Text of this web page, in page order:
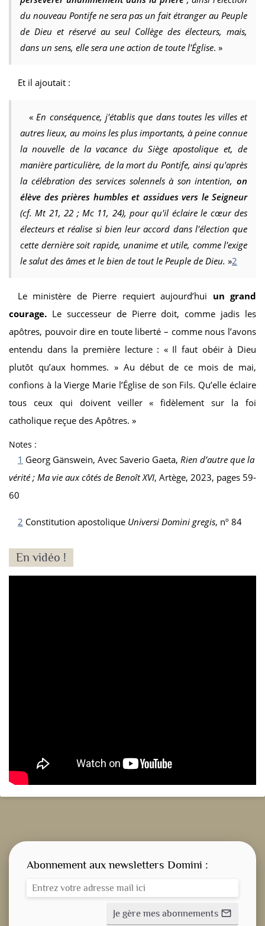
du nouveau Pontife ne sera pas un fait étranger au Peuple
de Dieu et réservé au seul Collège des électeurs, mais,
dans un sens, elle sera une action de toute l'Église. »
Et il ajoutait :
« En conséquence, j'établis que dans toutes les villes et
autres lieux, au moins les plus importants, à peine connue
la nouvelle de la vacance du Siège apostolique et, de
manière particulière, de la mort du Pontife, ainsi qu'après
la célébration des services solennels à son intention, on
élève des prières humbles et assidues vers le Seigneur
(cf. Mt 21, 22 ; Mc 11, 24), pour qu'il éclaire le cœur des
électeurs et réalise si bien leur accord dans l'élection que
cette dernière soit rapide, unanime et utile, comme l'exige
le salut des âmes et le bien de tout le Peuple de Dieu. »2
Le ministère de Pierre requiert aujourd’hui un grand
courage. Le successeur de Pierre doit, comme jadis les
apôtres, pouvoir dire en toute liberté – comme nous l’avons
entendu dans la première lecture : « Il faut obéir à Dieu
plutôt qu’aux hommes. » Au début de ce mois de mai,
confions à la Vierge Marie l’Église de son Fils. Qu’elle éclaire
tous ceux qui doivent veiller « fidèlement sur la foi
catholique reçue des Apôtres. »
Notes :
1 Georg Gänswein, Avec Saverio Gaeta, Rien d’autre que la
vérité ; Ma vie aux côtés de Benoît XVI, Artège, 2023, pages 59-
60
2 Constitution apostolique Universi Domini gregis, nº 84
En vidéo !
Abonnement aux newsletters Domini :
Je gère mes abonnements mail_outline